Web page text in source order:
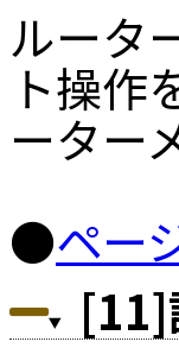
ルータ
ト操作
ーター
●ペー
[11]